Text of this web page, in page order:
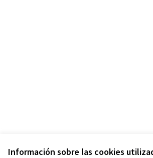
Información sobre las cookies